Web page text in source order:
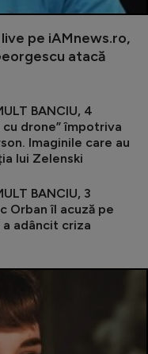
live pe iAMnews.ro,
atacă
BANCIU, 4
cu drone” împotriva
Imaginile care au
lui Zelenski
BANCIU, 3
Orban îl acuză pe
a adâncit criza